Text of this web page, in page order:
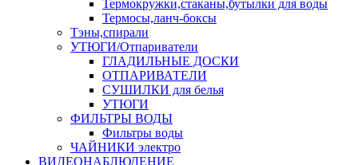
Термокружки,стаканы,бутылки для воды
Термосы,ланч-боксы
Тэны,спирали
УТЮГИ/Отпариватели
ГЛАДИЛЬНЫЕ ДОСКИ
ОТПАРИВАТЕЛИ
СУШИЛКИ для белья
УТЮГИ
ФИЛЬТРЫ ВОДЫ
Фильтры воды
ЧАЙНИКИ электро
ВИДЕОНАБЛЮДЕНИЕ